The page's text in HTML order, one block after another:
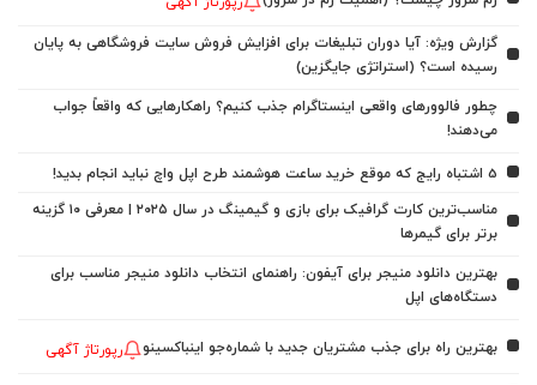
گزارش ویژه: آیا دوران تبلیغات برای افزایش فروش سایت فروشگاهی به پایان
رسیده است؟ (استراتژی جایگزین)
چطور فالوورهای واقعی اینستاگرام جذب کنیم؟ راهکارهایی که واقعاً جواب
می‌دهند!
5 اشتباه رایج که موقع خرید ساعت هوشمند طرح اپل واچ نباید انجام بدید!
مناسب‌ترین کارت گرافیک برای بازی و گیمینگ در سال ۲۰۲۵ | معرفی ۱۰ گزینه
برتر برای گیمرها
بهترین دانلود منیجر برای آیفون: راهنمای انتخاب دانلود منیجر مناسب برای
دستگاه‌های اپل
بهترین راه برای جذب مشتریان جدید با شماره‌جو اینباکسینو رپورتاژ آگهی